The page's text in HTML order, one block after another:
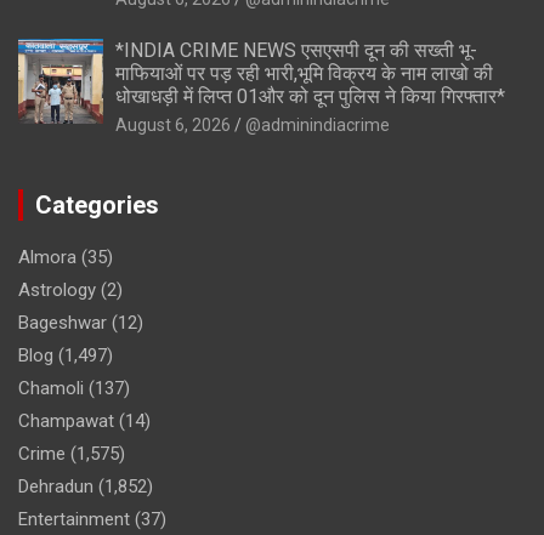
*INDIA CRIME NEWS एसएसपी दून की सख्ती भू-
माफियाओं पर पड़ रही भारी,भूमि विक्रय के नाम लाखो की
धोखाधड़ी में लिप्त 01और को दून पुलिस ने किया गिरफ्तार*
August 6, 2026 @adminindiacrime
Categories
Almora (35)
Astrology (2)
Bageshwar (12)
Blog (1,497)
Chamoli (137)
Champawat (14)
Crime (1,575)
Dehradun (1,852)
Entertainment (37)